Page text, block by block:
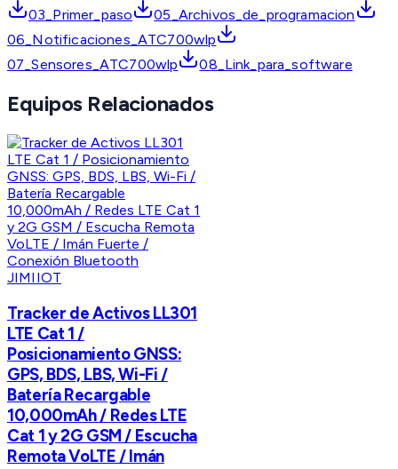
03_Primer_paso
05_Archivos_de_programacion
06_Notificaciones_ATC700wlp
07_Sensores_ATC700wlp
08_Link_para_software
Equipos Relacionados
JIMIIOT
Tracker de Activos LL301
LTE Cat 1 /
Posicionamiento GNSS:
GPS, BDS, LBS, Wi-Fi /
Batería Recargable
10,000mAh / Redes LTE
Cat 1 y 2G GSM / Escucha
Remota VoLTE / Imán